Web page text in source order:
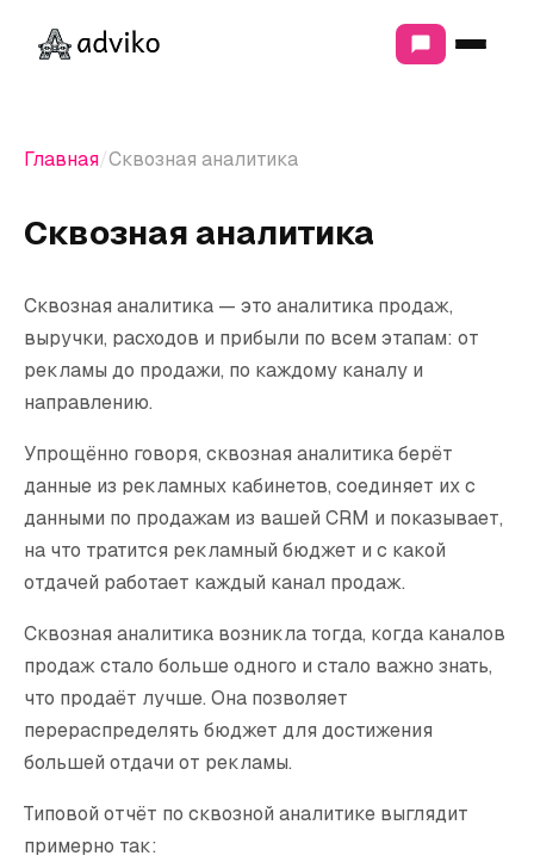
МАРКЕТИНГ И ПРОДВИЖЕНИЕ
Контекстная реклама
Продвижение в соцсетях
РАЗРАБОТКА
Разработка сайтов
Интернет-магазины
Модернизация сайтов
АНАЛИТИКА И СТРАТЕГИЯ
Сквозная аналитика
Аудит маркетинга
Интернет-маркетинг
WEB3 И БЛОКЧЕЙН
Продвижение ICO и Web3
Разработка токеномики
О насТарифыВакансииКейсы
Блог о маркетинге
Главная Сквозная аналитика
Сквозная аналитика
Сквозная аналитика — это аналитика продаж,
выручки, расходов и прибыли по всем этапам: от
рекламы до продажи, по каждому каналу и
направлению.
Упрощённо говоря, сквозная аналитика берёт
данные из рекламных кабинетов, соединяет их с
данными по продажам из вашей CRM и показывает,
на что тратится рекламный бюджет и с какой
отдачей работает каждый канал продаж.
Сквозная аналитика возникла тогда, когда каналов
продаж стало больше одного и стало важно знать,
что продаёт лучше. Она позволяет
перераспределять бюджет для достижения
большей отдачи от рекламы.
Типовой отчёт по сквозной аналитике выглядит
примерно так: